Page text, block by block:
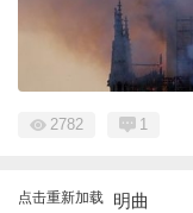
2782 1
点击重新加载 明曲